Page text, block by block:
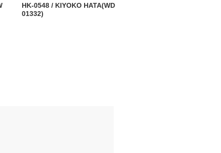
HK-0548 / KIYOKO HATA(WD
01332)